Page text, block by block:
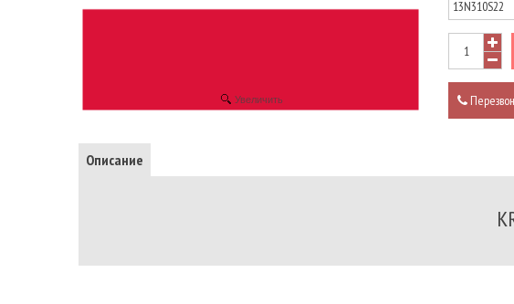
Увеличить
Описание